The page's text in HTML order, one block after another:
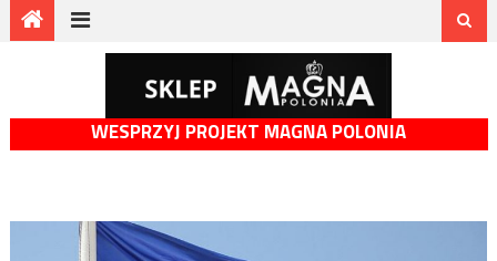
WESPRZYJ PROJEKT MAGNA POLONIA